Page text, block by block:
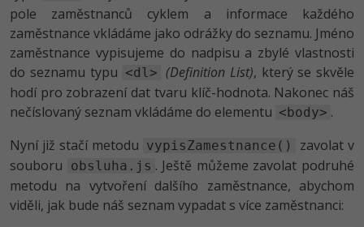
pole zaměstnanců cyklem a informace každého
zaměstnance vkládáme jako odrážky do seznamu. Jméno
zaměstnance vypisujeme do nadpisu a zbylé vlastnosti
do seznamu typu <dl> (Definition List), který se skvěle
hodí pro zobrazení dat tvaru klíč-hodnota. Nakonec náš
nečíslovaný seznam vkládáme do elementu <body> .
Nyní již stačí metodu vypisZamestnance()
zavolat v
souboru
obsluha.js . Ještě můžeme zavolat podruhé
metodu na vytvoření dalšího zaměstnance, abychom
viděli, jak bude náš seznam vypadat s více zaměstnanci: